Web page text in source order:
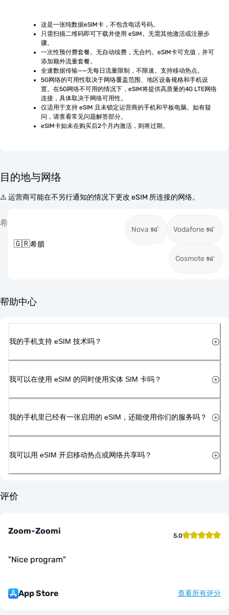
这是一张纯数据eSIM卡，不包含电话号码。
只需扫描二维码即可下载并使用 eSIM。无需其他激活或注册步
骤。
一次性预付费套餐。无自动续费，无合约。eSIM卡可充值，并可
添加额外流量套餐。
全速数据传输——无每日流量限制，不限速。支持移动热点。
5G网络的可用性取决于网络覆盖范围、地区设备规格和手机设
置。在5G网络不可用的情况下，eSIM将提供高质量的4G LTE网络
连接，具体取决于网络可用性。
仅适用于支持 eSIM 且未锁定运营商的手机和平板电脑。如有疑
问，请查看常见问题解答部分。
eSIM卡如未在购买后2个月内激活，则将过期。
目的地与网络
⚠️ 运营商可能在不另行通知的情况下更改 eSIM 所连接的网络。
希
🇬🇷希腊
Nova Vodafone
Cosmote
帮助中心
我的手机支持 eSIM 技术吗？
我可以在使用 eSIM 的同时使用实体 SIM 卡吗？
我的手机里已经有一张启用的 eSIM，还能使用你们的服务吗？
我可以用 eSIM 开启移动热点或网络共享吗？
评价
Zoom-Zoomi 5.0
"Nice program"
App Store 查看所有评分